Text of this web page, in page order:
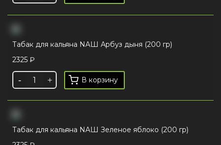
Табак для кальяна NAШ Арбуз дыня (200 гр)
2325 ₽
В корзину
Табак для кальяна NAШ Зеленое яблоко (200 гр)